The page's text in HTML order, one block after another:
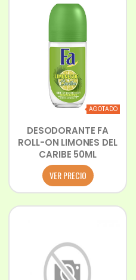
AGOTADO
DESODORANTE FA
ROLL-ON LIMONES DEL
CARIBE 50ML
VER PRECIO